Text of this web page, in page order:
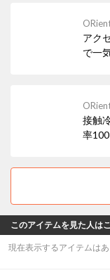
アク
で一
接触
率
このアイテムを見た人は
現在表示するアイテムはあ